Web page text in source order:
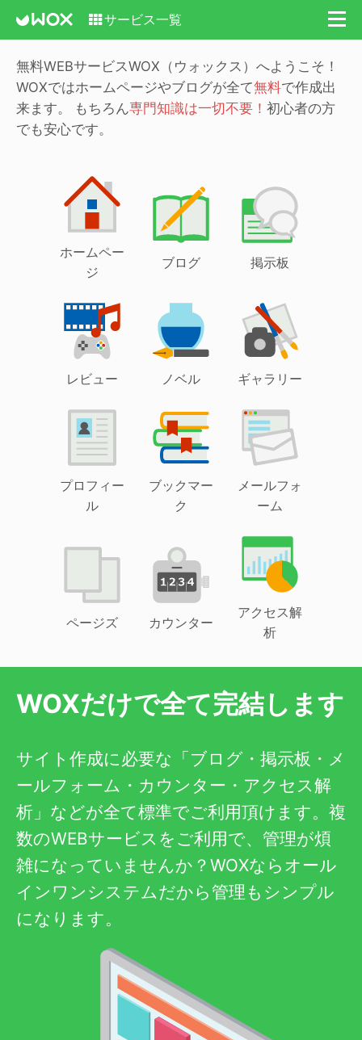
サービス一覧
無料WEBサービスWOX（ウォックス）へようこそ！
WOXではホームページやブログが全て無料で作成出
来ます。
もちろん専門知識は一切不要！ 初心者の方
でも安心です。
ホームペー
ジ
ブログ 掲示板
レビュー ノベル ギャラリー
プロフィー
ル
ブックマー
ク
メールフォ
ーム
ページズ カウンター
アクセス解
析
WOXだけで全て完結します
サイト作成に必要な「ブログ・掲示板・メ
ールフォーム・カウンター・アクセス解
析」などが全て標準でご利用頂けます。複
数のWEBサービスをご利用で、管理が煩
雑になっていませんか？WOXならオール
インワンシステムだから管理もシンプル
になります。